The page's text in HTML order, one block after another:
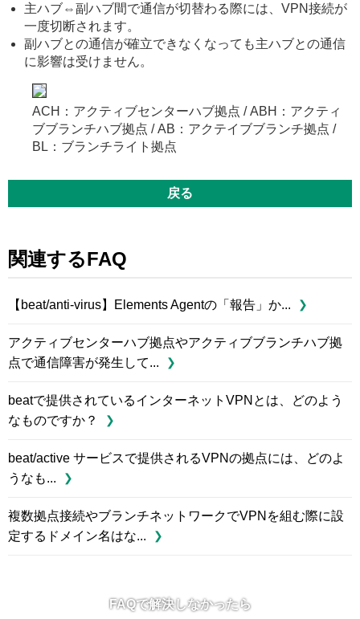
主ハブ⇔副ハブ間で通信が切替わる際には、VPN接続が
一度切断されます。
副ハブとの通信が確立できなくなっても主ハブとの通信
に影響は受けません。
ACH：アクティブセンターハブ拠点 / ABH：アクティ
ブブランチハブ拠点 / AB：アクテイブブランチ拠点 /
BL：ブランチライト拠点
戻る
関連するFAQ
【beat/anti-virus】Elements Agentの「報告」か...
アクティブセンターハブ拠点やアクティブブランチハブ拠
点で通信障害が発生して...
beatで提供されているインターネットVPNとは、どのよう
なものですか？
beat/active サービスで提供されるVPNの拠点には、どのよ
うなも...
複数拠点接続やブランチネットワークでVPNを組む際に設
定するドメイン名はな...
FAQで解決しなかったら